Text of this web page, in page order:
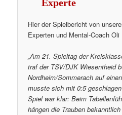
Experte
Hier der Spielbericht von
Experten und Mental-Coach Oli
„Am 21. Spieltag der
traf der TSV/DJK Wiesentheid
Nordheim/Sommerach auf
musste sich mit 0:5
Spiel war klar: Beim
hängen die Trauben bekanntlich